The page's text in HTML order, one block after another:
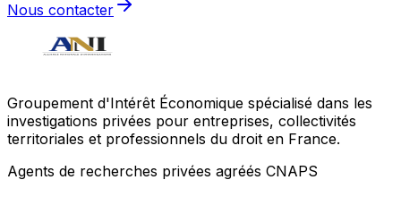
Nous contacter
Groupement d'Intérêt Économique spécialisé dans les
investigations privées pour entreprises, collectivités
territoriales et professionnels du droit en France.
Agents de recherches privées agréés CNAPS